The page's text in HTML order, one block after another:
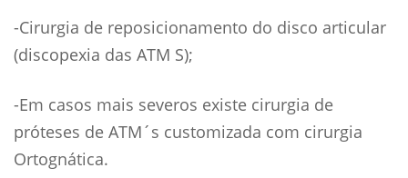
-Cirurgia de reposicionamento do disco articular
(discopexia das ATM S);
-Em casos mais severos existe cirurgia de
próteses de ATM´s customizada com cirurgia
Ortognática.